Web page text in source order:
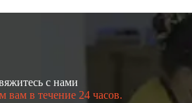
с нами
вам в течение 24 часов.